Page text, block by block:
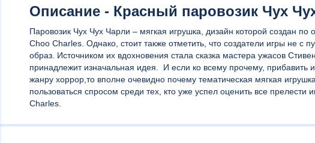
Описание - Красный паровозик Чух
Паровозик Чух Чух Чарли – мягкая игрушка, дизайн которой создан
Choo Charles. Однако, стоит также отметить, что создатели игры не с
образ. Источником их вдохновения стала сказка мастера ужасов
принадлежит изначальная идея. И если ко всему прочему, прибавить
жанру хоррор,то вполне очевидно почему тематическая мягкая
пользоваться спросом среди тех, кто уже успел оценить все прелести
Charles.